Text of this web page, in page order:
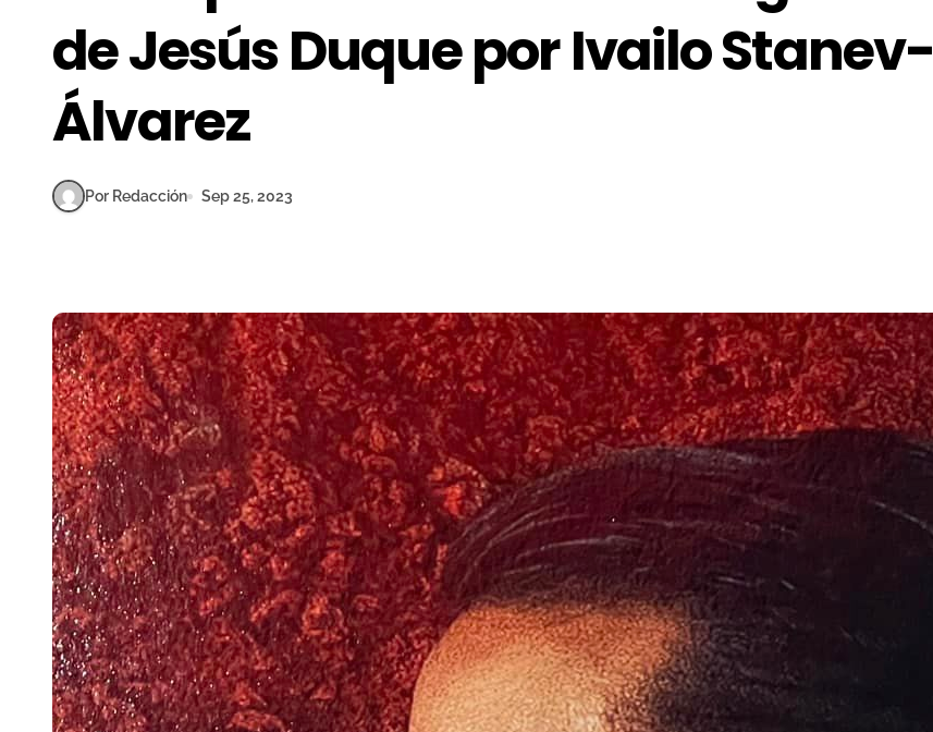
de Jesús Duque por Ivailo Stanev-
Álvarez
Por Redacción Sep 25, 2023